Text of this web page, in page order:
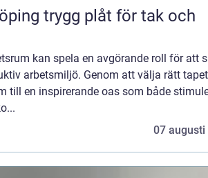
tak och
kan spela en avgörande roll för att
arbetsmiljö. Genom att välja rätt
till en inspirerande oas som både
07 augusti